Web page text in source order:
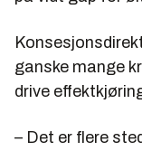
ganske mange
drive
– Det er flere